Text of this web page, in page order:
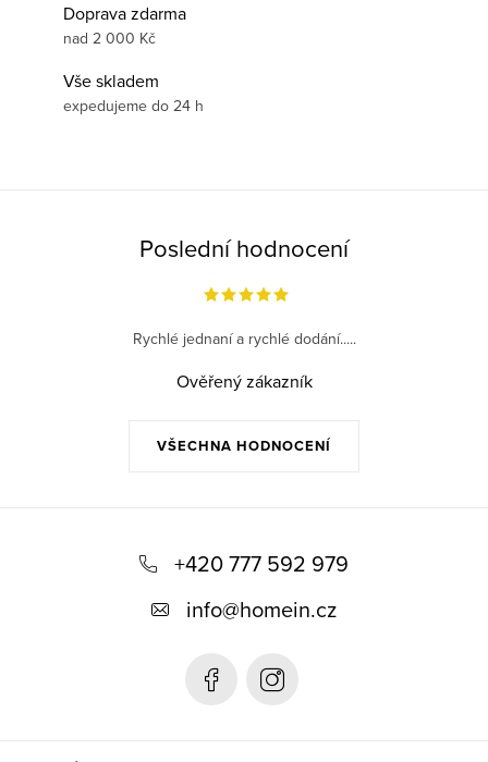
Doprava zdarma
nad 2 000 Kč
Vše skladem
expedujeme do 24 h
Poslední hodnocení
VŠECHNA HODNOCENÍ
Rychlé jednaní a rychlé dodání.....
Ověřený zákazník
+420 777 592 979
info@homein.cz